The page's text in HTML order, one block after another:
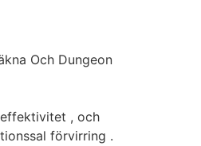
Och Dungeon
, och
förvirring .